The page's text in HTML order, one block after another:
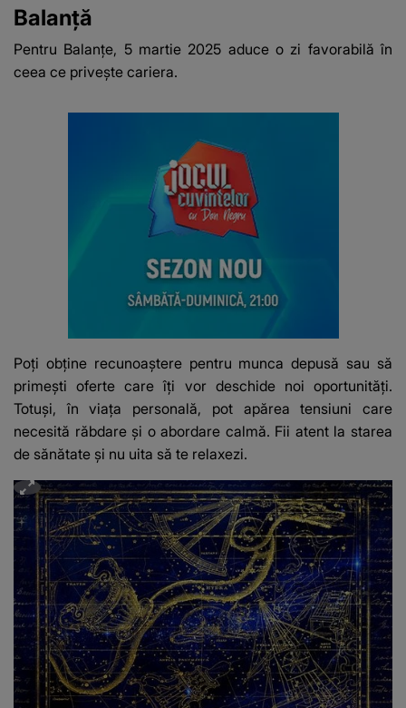
Balanță
Pentru Balanțe, 5 martie 2025 aduce o zi favorabilă în
ceea ce privește cariera.
Poți obține recunoaștere pentru munca depusă sau să
primești oferte care îți vor deschide noi oportunități.
Totuși, în viața personală, pot apărea tensiuni care
necesită răbdare și o abordare calmă. Fii atent la starea
de sănătate și nu uita să te relaxezi.